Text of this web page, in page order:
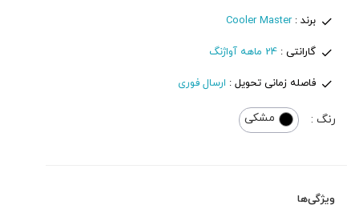
برند :Cooler Master
گارانتی :24 ماهه آواژنگ
فاصله زمانی تحویل : ارسال فوری
رنگ : مشکی
ویژگی‌ها